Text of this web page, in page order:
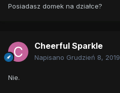
Posiadasz domek na działce?
Cheerful Sparkle
Napisano Grudzień 8, 2019
Nie.